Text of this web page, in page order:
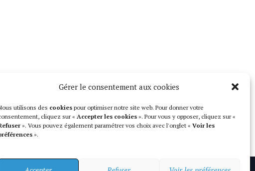
Gérer le consentement aux cookies
utilisons des cookies pour optimiser notre site web. Pour donner votre
cliquez sur « Accepter les cookies ». Pour vous y opposer, cliquez sur «
». Vous pouvez également paramétrer vos choix avec l'onglet « Voir les
».